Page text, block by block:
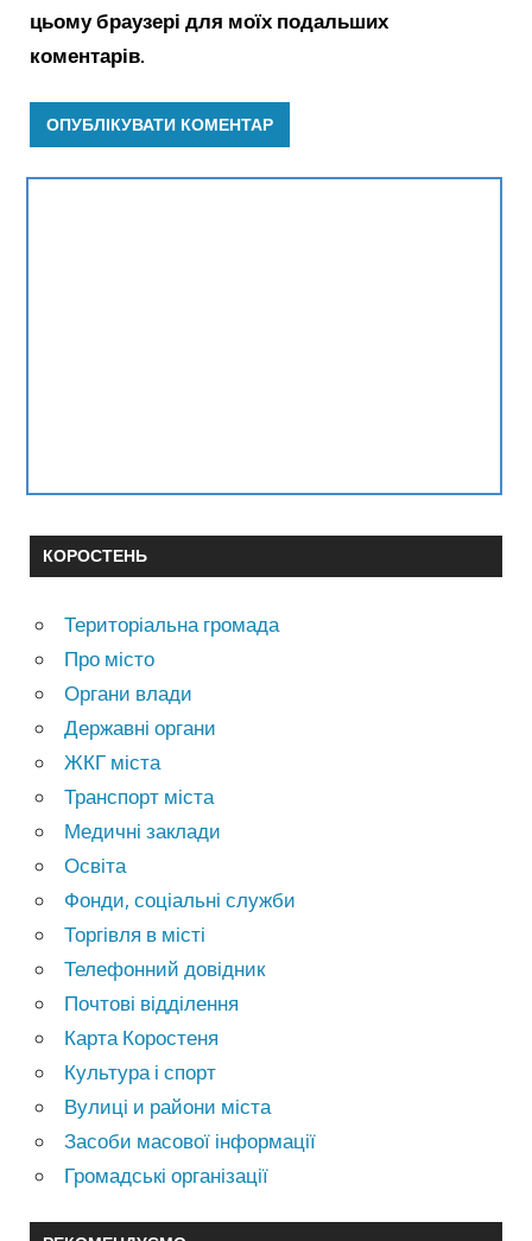
цьому браузері для моїх подальших
коментарів.
КОРОСТЕНЬ
Територіальна громада
Про місто
Органи влади
Державні органи
ЖКГ міста
Транспорт міста
Медичні заклади
Освіта
Фонди, соціальні служби
Торгівля в місті
Телефонний довідник
Почтові відділення
Карта Коростеня
Культура і спорт
Вулиці и райони міста
Засоби масової інформації
Громадські організації